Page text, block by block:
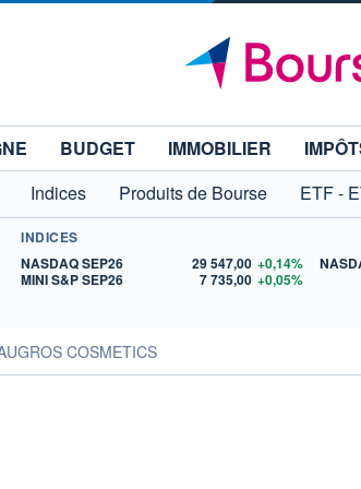
BUDGET IMMOBILIER
Indices Produits de Bourse ETF -
INDICES
NASDAQ SEP26
29 547,00 +0,14%
MINI S&P SEP26
7 735,00 +0,05%
COSMETICS